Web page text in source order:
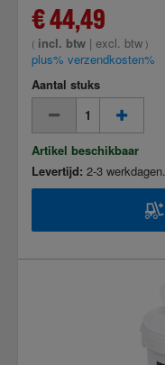
€ 44,49
( incl. btw | excl. btw)
plus% verzendkosten%
Aantal stuks
Artikel beschikbaar
Levertijd: 2-3 werkdagen.